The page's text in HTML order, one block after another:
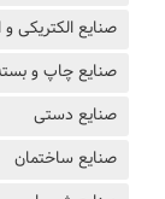
صنایع الکتریکی و
صنایع چاپ و
صنایع دستی
صنایع ساختمان